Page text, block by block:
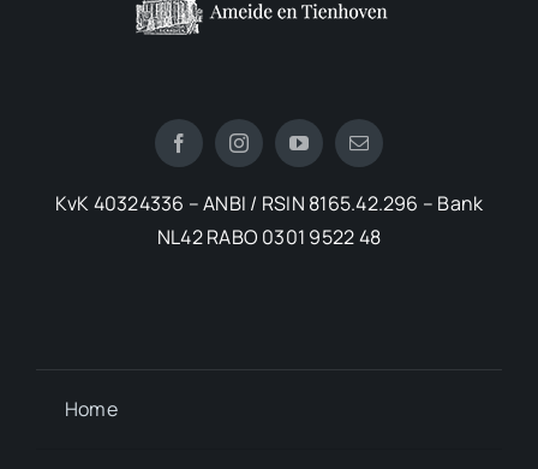
KvK 40324336 – ANBI / RSIN 8165.42.296 – Bank
NL42 RABO 0301 9522 48
Home